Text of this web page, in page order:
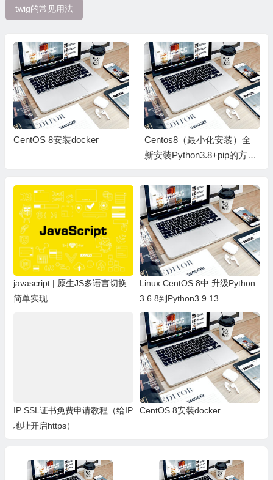
twig的常见用法
CentOS 8安装docker
Centos8（最小化安装）全
新安装Python3.8+pip的方法
javascript | 原生JS多语言切换
简单实现
Linux CentOS 8中 升级Python
3.6.8到Python3.9.13
IP SSL证书免费申请教程（给IP
地址开启https）
CentOS 8安装docker